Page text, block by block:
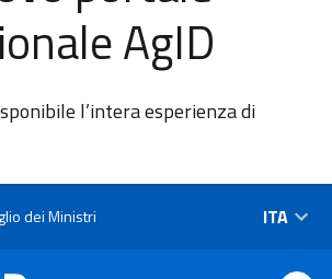
AgID
l’intera esperienza di
dei Ministri ITA